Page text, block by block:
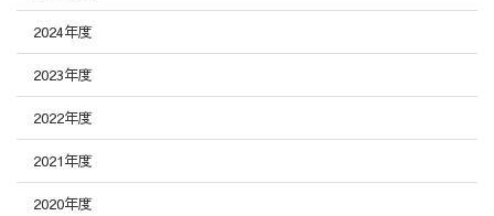
2024年度
2023年度
2022年度
2021年度
2020年度